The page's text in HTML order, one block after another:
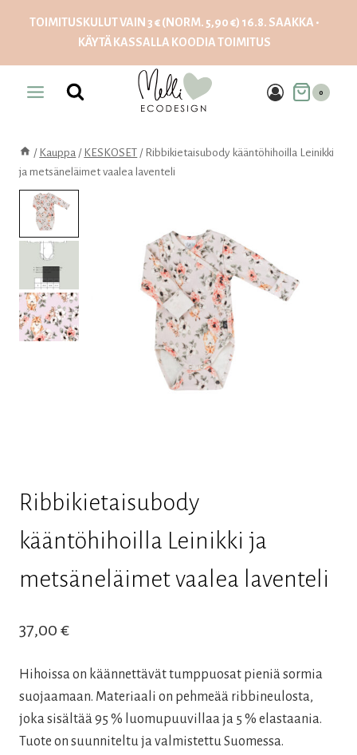
TOIMITUSKULUT VAIN 3 € (NORM. 5,90 €) 16.8. SAAKKA •
KÄYTÄ KASSALLA KOODIATOIMITUS
0
/ Kauppa / KESKOSET / Ribbikietaisubody kääntöhihoilla Leinikki
ja metsäneläimet vaalea laventeli
Ribbikietaisubody
kääntöhihoilla Leinikki ja
metsäneläimet vaalea laventeli
37,00 €
Hihoissa on käännettävät tumppuosat pieniä sormia
suojaamaan. Materiaali on pehmeää ribbineulosta,
joka sisältää 95 % luomupuuvillaa ja 5 % elastaania.
Tuote on suunniteltu ja valmistettu Suomessa.